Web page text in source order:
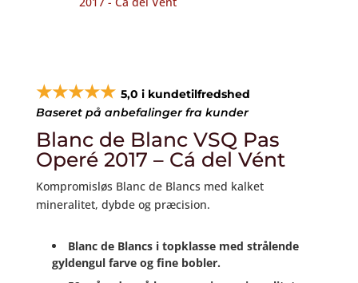
★★★★★ 5,0 i kundetilfredshed
Baseret på anbefalinger fra kunder
Blanc de Blanc VSQ Pas
Operé 2017 – Cá del Vént
Kompromisløs Blanc de Blancs med kalket
mineralitet, dybde og præcision.
Blanc de Blancs i topklasse med strålende
gyldengul farve og fine bobler.